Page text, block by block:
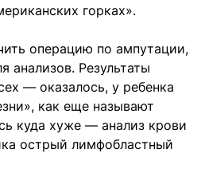
горках».
операцию по ампутации,
анализов. Результаты
— оказалось, у ребенка
как еще называют
куда хуже — анализ крови
острый лимфобластный